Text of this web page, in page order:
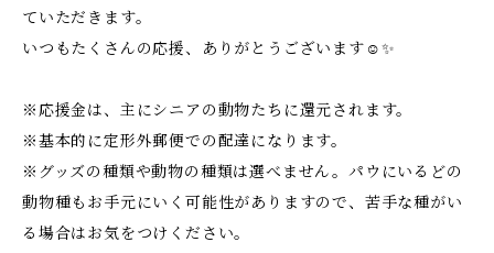
ていただきます。
いつもたくさんの応援、ありがとうございます☺️✨
※応援金は、主にシニアの動物たちに還元されます。
※基本的に定形外郵便での配達になります。
※グッズの種類や動物の種類は選べません。パウにいるどの
動物種もお手元にいく可能性がありますので、苦手な種がい
る場合はお気をつけください。